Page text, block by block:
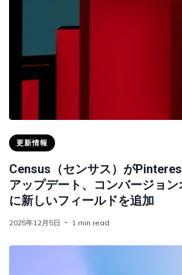
更新情報
Census（センサス）が
アップデート、コンバージョン
に新しいフィールドを追加
2025年12月5日 1 min read